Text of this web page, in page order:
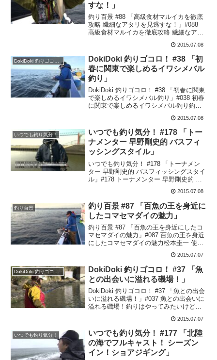
すな！」
釣り百景 #88 「高級食材マルイカを徹底
攻略 繊細なアタリを見逃すな！」#088
高級食材マルイカを徹底攻略 繊細なアタ
ッド :バイオインパクトXマルイカ
82MH150リール :フォースマスター30...
2015.07.08
DokiDoki 釣りゴコロ！
DokiDoki 釣りゴコロ！ #38 「初
春に関東で楽しめるイワシメバル
釣り」
DokiDoki 釣りゴコロ！ #38 「初春に関東
で楽しめるイワシメバル釣り」#038 初春
に関東で楽しめるイワシメバル釣り釣り
だし難しそう…そんな風に思って二の足
を踏んでいる人は以外と多いはず。でも
実...
2015.07.08
いつでも釣り気分！
いつでも釣り気分！ #178 「トー
ナメンター 早野剛史的 バスフィ
ッシングスタイル」
いつでも釣り気分！ #178 「トーナメン
ター 早野剛史的 バスフィッシングスタイ
ル」#178 トーナメンター 早野剛史的 バ
ックルシャロークランクロッド : ポイズ
ングロリアス1610MLリール : ...
2015.07.08
釣り百景
釣り百景 #87 「百魚の王を身近に
したコマセマダイの魅力」
釣り百景 #87 「百魚の王を身近にしたコ
マセマダイの魅力」#087 百魚の王を身近
にしたコマセマダイの魅力松本圭一 使用
SS300リール :フォースマスター800ライ
ン :パワープロ ボートゲー...
2015.07.07
DokiDoki 釣りゴコロ！ #37 「魚
との出会いに溢れる磯場！」
DokiDoki 釣りゴコロ！ #37 「魚との出会
いに溢れる磯場！」#037 魚との出会いに
溢れる磯場！釣りはやってみたいけど、
風に思って二の足を踏んでいる人は以外
と多いはず。でも実は一歩踏み出せば、
釣...
2015.07.07
いつでも釣り気分！
いつでも釣り気分！ #177 「北陸
の海でフルキャスト！ シーズン
イン！ショアジギング」